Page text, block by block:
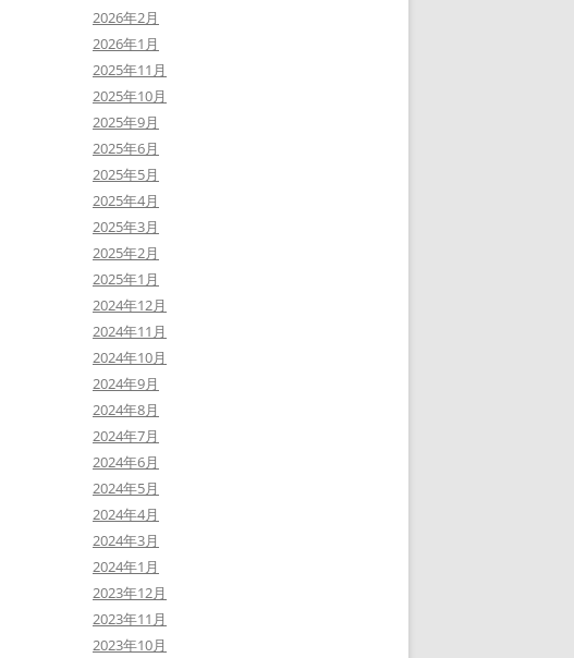
2026年2月
2026年1月
2025年11月
2025年10月
2025年9月
2025年6月
2025年5月
2025年4月
2025年3月
2025年2月
2025年1月
2024年12月
2024年11月
2024年10月
2024年9月
2024年8月
2024年7月
2024年6月
2024年5月
2024年4月
2024年3月
2024年1月
2023年12月
2023年11月
2023年10月